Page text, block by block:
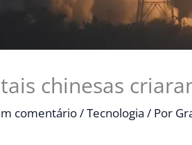
chinesas
comentário/Tecnologia / Por